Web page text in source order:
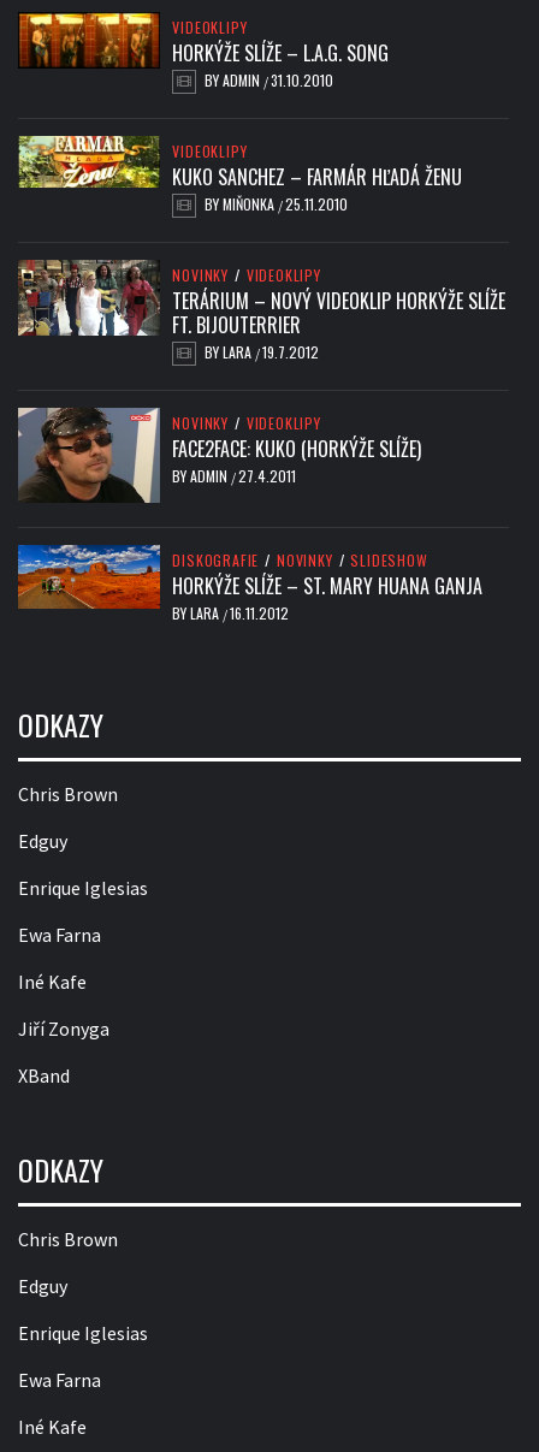
VIDEOKLIPY
HORKÝŽE SLÍŽE – L.A.G. SONG
BYADMIN /31.10.2010
VIDEOKLIPY
KUKO SANCHEZ – FARMÁR HĽADÁ ŽENU
BYMIŇONKA /25.11.2010
NOVINKY / VIDEOKLIPY
TERÁRIUM – NOVÝ VIDEOKLIP HORKÝŽE SLÍŽE
FT. BIJOUTERRIER
BYLARA /19.7.2012
NOVINKY / VIDEOKLIPY
FACE2FACE: KUKO (HORKÝŽE SLÍŽE)
BYADMIN /27.4.2011
DISKOGRAFIE / NOVINKY / SLIDESHOW
HORKÝŽE SLÍŽE – ST. MARY HUANA GANJA
BYLARA /16.11.2012
ODKAZY
Chris Brown
Edguy
Enrique Iglesias
Ewa Farna
Iné Kafe
Jiří Zonyga
XBand
ODKAZY
Chris Brown
Edguy
Enrique Iglesias
Ewa Farna
Iné Kafe